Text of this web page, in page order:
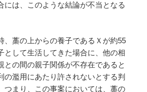
には、このような結論が不当となる
、藁の上からの養子であるＸが約55
として生活してきた場合に、他の相
との間の親子関係が不存在であると
の濫用にあたり許されないとする判
つまり、この事案においては、藁の